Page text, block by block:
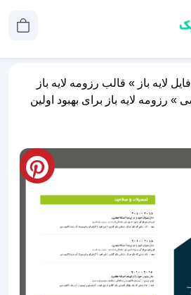
فایل لایه باز » قالب رزومه لایه باز
» رزومه لایه باز برای بهبود اولین